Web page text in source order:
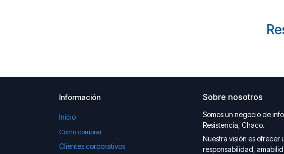
Información
Inicio
Cómo comprar
Clientes corporativos
Sobre nosotros
Somos un negocio de
Resistencia, Chaco.
Nuestra visión es ofrecer
responsabilidad,